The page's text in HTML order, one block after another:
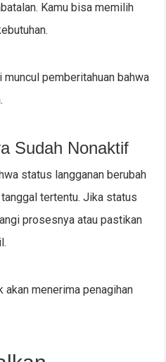
Kamu bisa memilih
pemberitahuan bahwa
Sudah Nonaktif
status langganan berubah
tertentu. Jika status
prosesnya atau pastikan
menerima penagihan